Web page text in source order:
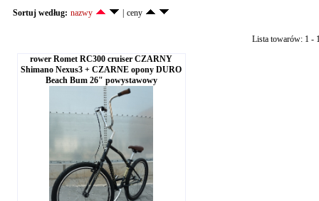
Sortuj według: nazwy ceny
Lista towarów: 1 -
rower Romet RC300 cruiser CZARNY
Shimano Nexus3 + CZARNE opony DURO
Beach Bum 26" powystawowy